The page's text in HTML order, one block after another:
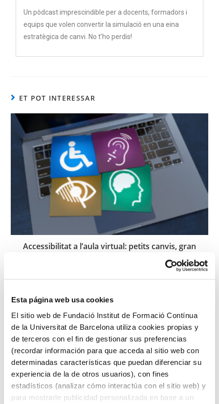
Esta página web usa cookies
El sitio web de Fundació Institut de Formació Contínua
de la Universitat de Barcelona utiliza cookies propias y
de terceros con el fin de gestionar sus preferencias
(recordar información para que acceda al sitio web con
determinadas características que puedan diferenciar su
experiencia de la de otros usuarios), con fines
estadísticos (analizar cómo interactúa con el sitio web) y
para mostrarle publicidad personalizada en base a un
Un pòdcast imprescindible per a docents, formadors i
equips que volen convertir la simulació en una eina
estratègica de canvi. No t’ho perdis!
ET POT INTERESSAR
Accessibilitat a l’aula virtual: petits canvis, gran